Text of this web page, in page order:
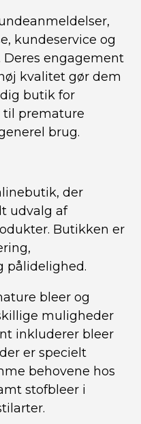
kundeservice og
Deres engagement
kvalitet gør dem
butik for
til premature
brug.
der
udvalg af
Butikken er
pålidelighed.
bleer og
muligheder
inkluderer bleer
er specielt
behovene hos
stofbleer i